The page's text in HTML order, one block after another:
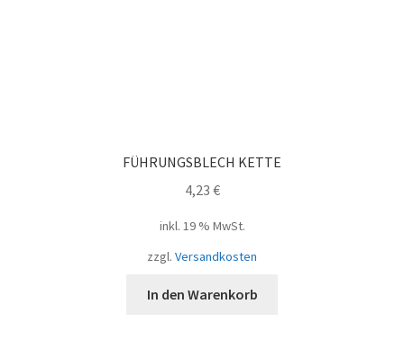
FÜHRUNGSBLECH KETTE
4,23 €
inkl. 19 % MwSt.
zzgl. Versandkosten
In den Warenkorb